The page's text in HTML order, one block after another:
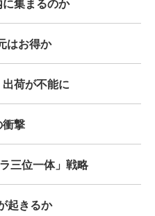
集まるのか
はお得か
荷が不能に
衝撃
三位一体」戦略
起きるか